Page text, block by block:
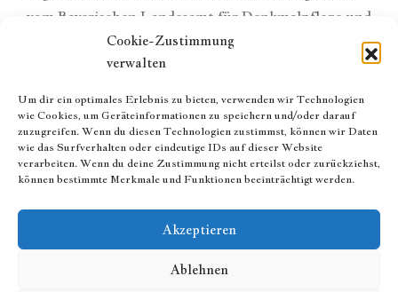
Cookie-Zustimmung
verwalten
Um dir ein optimales Erlebnis zu bieten, verwenden wir Technologien
wie Cookies, um Geräteinformationen zu speichern und/oder darauf
zuzugreifen. Wenn du diesen Technologien zustimmst, können wir Daten
wie das Surfverhalten oder eindeutige IDs auf dieser Website
verarbeiten. Wenn du deine Zustimmung nicht erteilst oder zurückziehst,
können bestimmte Merkmale und Funktionen beeinträchtigt werden.
Akzeptieren
Ablehnen
vom Bayerischen Landesamt für Denkmalpflege und
vom Bayerischen Landesamt für Steuern Sie
können die Hinweise HIER abrufen Redaktion
Dr. Hannes Hartung, München
Read More